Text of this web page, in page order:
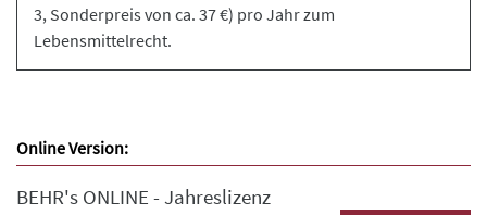
3, Sonderpreis von ca. 37 €) pro Jahr zum
Lebensmittelrecht.
Online Version:
BEHR's ONLINE - Jahreslizenz